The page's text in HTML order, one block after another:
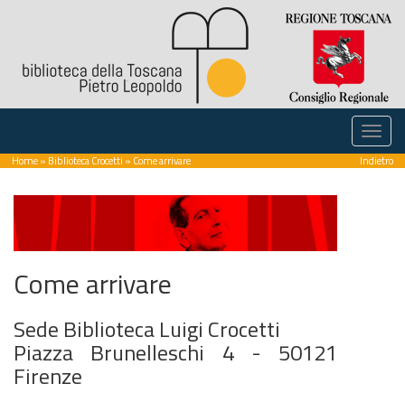
Home» Biblioteca Crocetti » Come arrivare Indietro
Come arrivare
Sede Biblioteca Luigi Crocetti
Piazza Brunelleschi 4 - 50121
Firenze